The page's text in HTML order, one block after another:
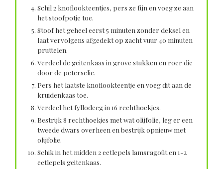
Schil 2 knoflookteentjes, pers ze fijn en voeg ze aan
het stoofpotje toe.
Stoof het geheel eerst 5 minuten zonder deksel en
laat vervolgens afgedekt op zacht vuur 40 minuten
pruttelen.
Verdeel de geitenkaas in grove stukken en roer die
door de peterselie.
Pers het laatste knoflookteentje en voeg dit aan de
kruidenkaas toe.
Verdeel het fyllodeeg in 16 rechthoekjes.
Bestrijk 8 rechthoekjes met wat olijfolie, leg er een
tweede dwars overheen en bestrijk opnieuw met
olijfolie.
Schik in het midden 2 eetlepels lamsragoût en 1-2
eetlepels geitenkaas.